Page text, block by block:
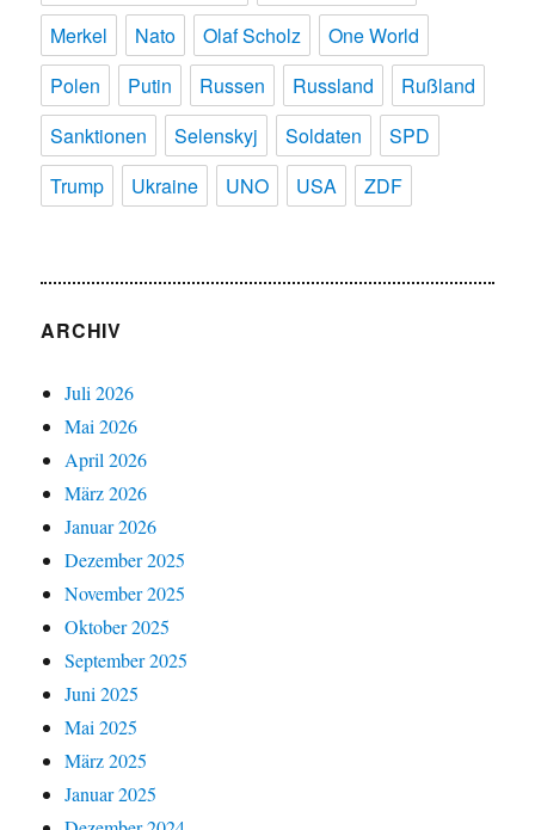
Merkel
Nato Olaf Scholz
One World
Polen
Putin Russen Russland
Rußland
Sanktionen
Selenskyj Soldaten
SPD
Trump
Ukraine UNO USA ZDF
ARCHIV
Juli 2026
Mai 2026
April 2026
März 2026
Januar 2026
Dezember 2025
November 2025
Oktober 2025
September 2025
Juni 2025
Mai 2025
März 2025
Januar 2025